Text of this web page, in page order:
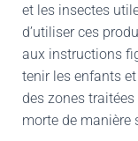
et les insectes
d’utiliser ces
aux instructions
tenir les enfants
des zones
morte de manière